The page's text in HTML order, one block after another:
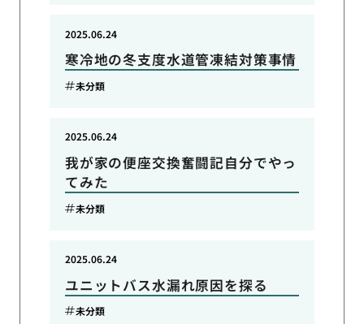
寒冷地の冬支度水道管凍結対策事情
2025.06.24
未分類
我が家の便座交換奮闘記自分でやっ
てみた
2025.06.24
未分類
ユニットバス水漏れ原因を探る
2025.06.24
未分類